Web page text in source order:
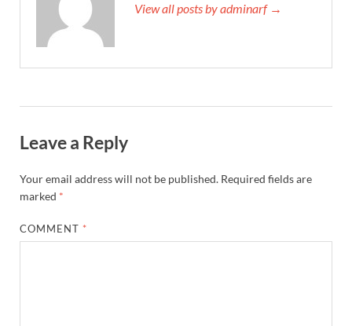
View all posts by adminarf →
Leave a Reply
Your email address will not be published. Required fields are
marked *
COMMENT *